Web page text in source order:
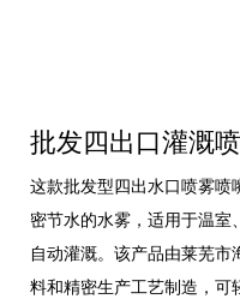
批发四出口灌溉
这款批发型四出水口喷雾喷
密节水的水雾，适用于温
自动灌溉。该产品由莱芜
料和精密生产工艺制造，可